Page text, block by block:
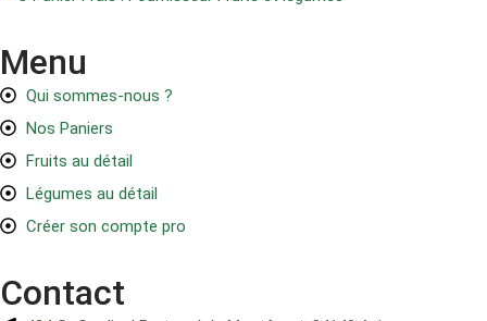
Menu
Qui sommes-nous ?
Nos Paniers
Fruits au détail
Légumes au détail
Créer son compte pro
Contact